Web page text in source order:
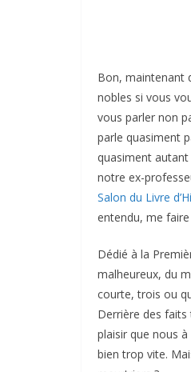
Bon, maintenant
nobles si vous
vous parler non
parle quasiment
quasiment autant
notre ex-
Salon du Livre
entendu, me faire
Dédié à la
malheureux, du
courte, trois ou
Derrière des faits
plaisir que nous
bien trop vite.